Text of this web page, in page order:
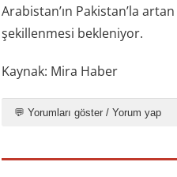
Arabistan’ın Pakistan’la
şekillenmesi bekleniyor.
Kaynak: Mira Haber
💬 Yorumları göster / Yorum yap